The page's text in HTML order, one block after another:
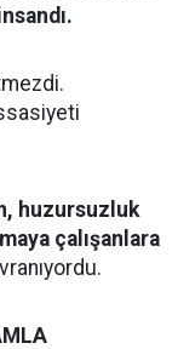
huzursuzluk
çalışanlara